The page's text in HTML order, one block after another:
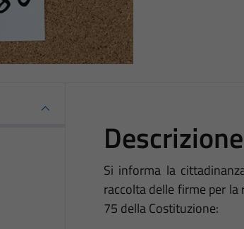
Descrizione
Si informa la
raccolta delle firme per
75 della Costituzione: